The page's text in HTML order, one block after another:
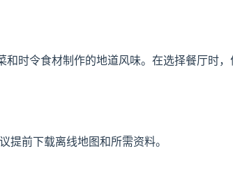
时令食材制作的地道风味。在选择餐厅时
提前下载离线地图和所需资料。